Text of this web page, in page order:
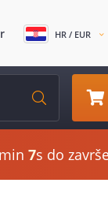
HR / EUR
min 6s do